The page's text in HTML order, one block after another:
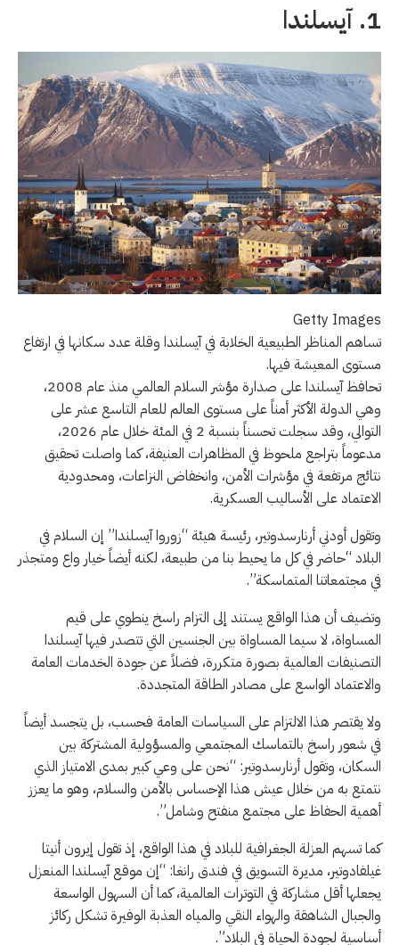
الحياة
في
هذه
الدول؟
1. آيسلندا
Getty Images
تساهم المناظر الطبيعية الخلابة في آيسلندا وقلة عدد سكانها في ارتفاع
مستوى المعيشة فيها.
تحافظ آيسلندا على صدارة مؤشر السلام العالمي منذ عام 2008،
وهي الدولة الأكثر أمناً على مستوى العالم للعام التاسع عشر على
التوالي، وقد سجلت تحسناً بنسبة 2 في المئة خلال عام 2026،
مدعوماً بتراجع ملحوظ في المظاهرات العنيفة، كما واصلت تحقيق
نتائج مرتفعة في مؤشرات الأمن، وانخفاض النزاعات، ومحدودية
الاعتماد على الأساليب العسكرية.
وتقول أودني أرنارسدوتير، رئيسة هيئة “زوروا آيسلندا” إن السلام في
البلاد “حاضر في كل ما يحيط بنا من طبيعة، لكنه أيضاً خيار واع ومتجذر
في مجتمعاتنا المتماسكة”.
وتضيف أن هذا الواقع يستند إلى التزام راسخ ينطوي على قيم
المساواة، لا سيما المساواة بين الجنسين التي تتصدر فيها آيسلندا
التصنيفات العالمية بصورة متكررة، فضلاً عن جودة الخدمات العامة
والاعتماد الواسع على مصادر الطاقة المتجددة.
ولا يقتصر هذا الالتزام على السياسات العامة فحسب، بل يتجسد أيضاً
في شعور راسخ بالتماسك المجتمعي والمسؤولية المشتركة بين
السكان، وتقول أرنارسدوتير: “نحن على وعي كبير بمدى الامتياز الذي
نتمتع به من خلال عيش هذا الإحساس بالأمن والسلام، وهو ما يعزز
أهمية الحفاظ على مجتمع منفتح وشامل”.
كما تسهم العزلة الجغرافية للبلاد في هذا الواقع، إذ تقول إيرون أنيتا
غيلفادوتير، مديرة التسويق في فندق رانغا: “إن موقع آيسلندا المنعزل
يجعلها أقل مشاركة في التوترات العالمية، كما أن السهول الواسعة
والجبال الشاهقة والهواء النقي والمياه العذبة الوفيرة تشكل ركائز
أساسية لجودة الحياة في البلاد”.